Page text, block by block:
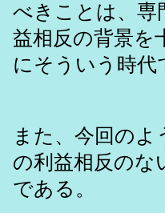
べきことは、専
益相反の背景を
にそういう時代
また、今回のよ
の利益相反のな
である。